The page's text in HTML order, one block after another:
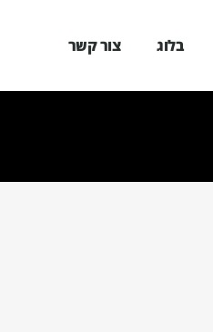
בלוג צור קשר